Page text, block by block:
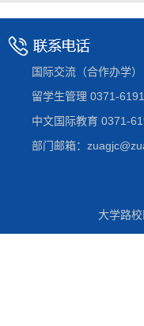
国际交流（合作办学
留学生管理 0371-
中文国际教育 0371-
部门邮箱：
大学路